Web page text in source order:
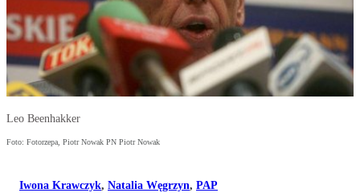
Leo Beenhakker
Foto: Fotorzepa, Piotr Nowak PN Piotr Nowak
Iwona Krawczyk, Natalia Węgrzyn, PAP